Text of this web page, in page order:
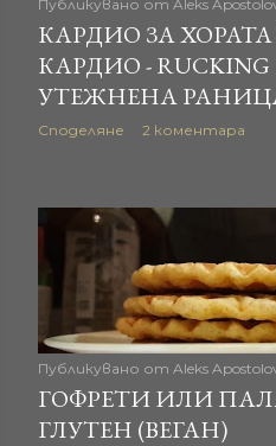
ц
и
и
Публикувано от Aleks
КАРДИО ЗА
КАРДИО -
УТЕЖНЕНА
Споделяне 2 коментара
Публикувано от Aleks
ГОФРЕТИ ИЛИ
ГЛУТЕН (ВЕГАН)